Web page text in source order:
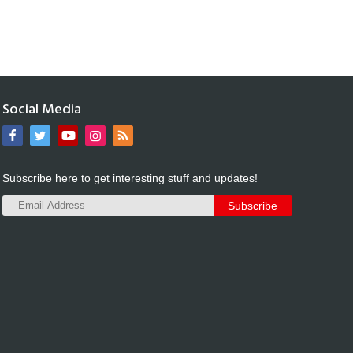
Social Media
Subscribe here to get interesting stuff and updates!